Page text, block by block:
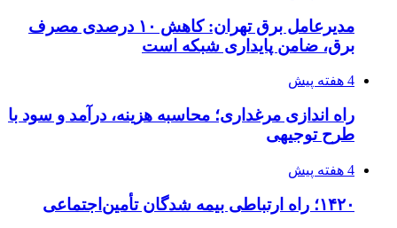
مدیرعامل برق تهران: کاهش ۱۰ درصدی مصرف
برق، ضامن پایداری شبکه است
4 هفته پیش
راه اندازی مرغداری؛ محاسبه هزینه، درآمد و سود با
طرح توجیهی
4 هفته پیش
۱۴۲۰؛ راه ارتباطی بیمه شدگان تأمین‌اجتماعی